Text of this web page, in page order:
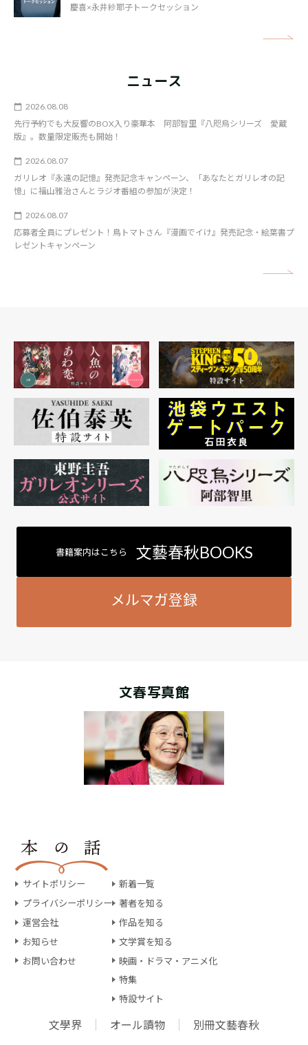
慶喜×永井紗耶子トークセッション
ニュース
2026.08.08
先行予約でも大反響のBOX入り豪華本 阿部智里『八咫烏シリーズ 愛蔵
版』。数量限定販売も開始！
2026.08.07
ガリレオ『永遠の記憶』発売記念キャンペーン、「あなたとガリレオの記
憶」に福山雅治さんとラジオ番組の参加が決定！
2026.08.07
応募者全員にプレゼント！鳥トマトさん『漫画でイけ』発売記念・絵葉書プ
レゼントキャンペーン
書籍案内はこちら 文藝春秋BOOKS
メルマガ登録
文春写真館
サイトポリシー
プライバシーポリシー
運営会社
お知らせ
お問い合わせ
新着一覧
著者を知る
作品を知る
文学賞を知る
映画・ドラマ・アニメ化
特集
特設サイト
文學界 オール讀物 別冊文藝春秋